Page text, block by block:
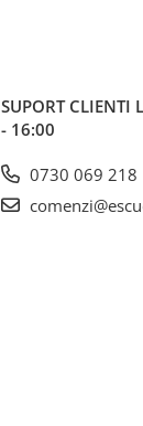
SUPORT CLIENTI
- 16:00
0730 069 218